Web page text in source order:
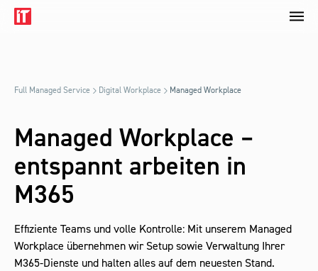
Full Managed Service Digital Workplace Managed Workplace
Managed Workplace –
entspannt arbeiten in
M365
Effiziente Teams und volle Kontrolle: Mit unserem Managed
Workplace übernehmen wir Setup sowie Verwaltung Ihrer
M365-Dienste und halten alles auf dem neuesten Stand.